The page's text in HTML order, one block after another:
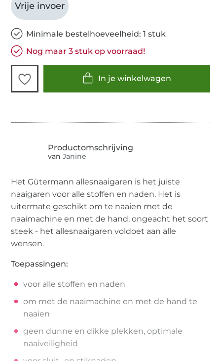
Vrije invoer
Minimale bestelhoeveelheid: 1 stuk
Nog maar 3 stuk op voorraad!
In je winkelwagen
van Janine
Het Gütermann allesnaaigaren is het juiste
naaigaren voor alle stoffen en naden. Het is
uitermate geschikt om te naaien met de
naaimachine en met de hand, ongeacht het soort
steek - het allesnaaigaren voldoet aan alle
wensen.
Toepassingen:
voor alle stoffen en naden
om met de naaimachine en met de hand te
naaien
geen dunne en dikke plekken, optimale
naaiveiligheid